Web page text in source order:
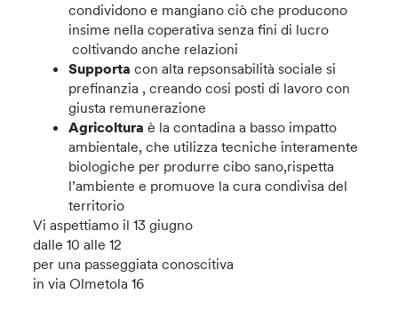
condividono e mangiano ciò che producono
insime nella coperativa senza fini di lucro
coltivando anche relazioni
Supporta con alta repsonsabilità sociale si
prefinanzia , creando cosi posti di lavoro con
giusta remunerazione
Agricoltura è la contadina a basso impatto
ambientale, che utilizza tecniche interamente
biologiche per produrre cibo sano,rispetta
l’ambiente e promuove la cura condivisa del
territorio
Vi aspettiamo il 13 giugno
dalle 10 alle 12
per una passeggiata conoscitiva
in via Olmetola 16